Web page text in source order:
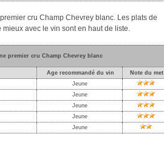
cru Champ Chevrey blanc. Les plats de
avec le vin sont en haut de liste.
premier cru Champ Chevrey blanc
Age recommandé du vin
Note du met
Jeune
Jeune
Jeune
Jeune
Jeune